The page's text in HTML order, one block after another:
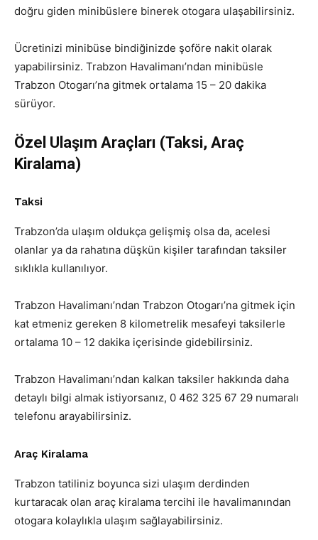
doğru giden minibüslere binerek otogara ulaşabilirsiniz.
Ücretinizi minibüse bindiğinizde şoföre nakit olarak
yapabilirsiniz. Trabzon Havalimanı’ndan minibüsle
Trabzon Otogarı’na gitmek ortalama 15 – 20 dakika
sürüyor.
Özel Ulaşım Araçları (Taksi, Araç
Kiralama)
Taksi
Trabzon’da ulaşım oldukça gelişmiş olsa da, acelesi
olanlar ya da rahatına düşkün kişiler tarafından taksiler
sıklıkla kullanılıyor.
Trabzon Havalimanı’ndan Trabzon Otogarı’na gitmek için
kat etmeniz gereken 8 kilometrelik mesafeyi taksilerle
ortalama 10 – 12 dakika içerisinde gidebilirsiniz.
Trabzon Havalimanı’ndan kalkan taksiler hakkında daha
detaylı bilgi almak istiyorsanız, 0 462 325 67 29 numaralı
telefonu arayabilirsiniz.
Araç Kiralama
Trabzon tatiliniz boyunca sizi ulaşım derdinden
kurtaracak olan araç kiralama tercihi ile havalimanından
otogara kolaylıkla ulaşım sağlayabilirsiniz.